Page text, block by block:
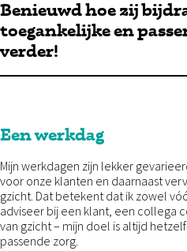
Benieuwd hoe zij
toegankelijke en
verder!
Een werkdag
Mijn werkdagen zijn lekker
voor onze klanten en daarnaast
gzicht. Dat betekent dat ik zowel
adviseer bij een klant, een collega
van gzicht – mijn doel is altijd
passende zorg.